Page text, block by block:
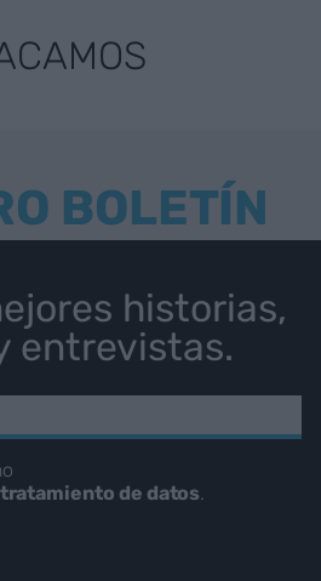
BOLETÍN
historias,
entrevistas.
tratamiento de datos